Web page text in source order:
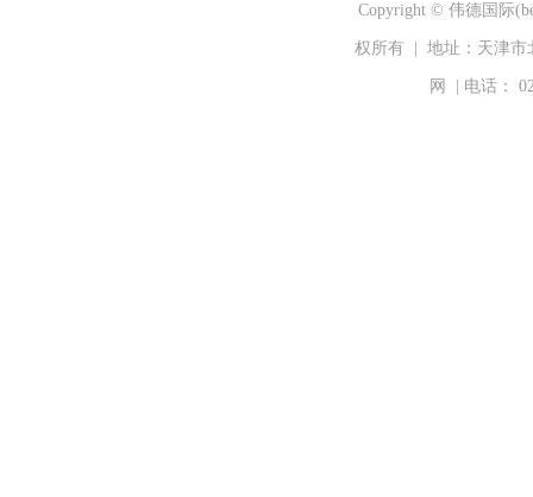
Copyright © 伟德国际
权所有 地址：天津市
网 | 电话：